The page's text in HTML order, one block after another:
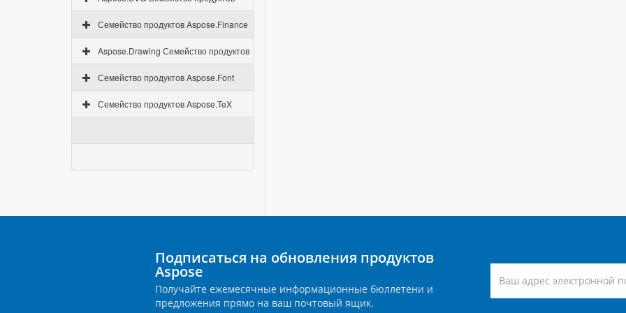
Семейство продуктов Aspose.Finance
Aspose.Drawing Семейство продуктов
Семейство продуктов Aspose.Font
Семейство продуктов Aspose.TeX
Подписаться на обновления продуктов
Aspose
Получайте ежемесячные информационные бюллетени и
предложения прямо на ваш почтовый ящик.